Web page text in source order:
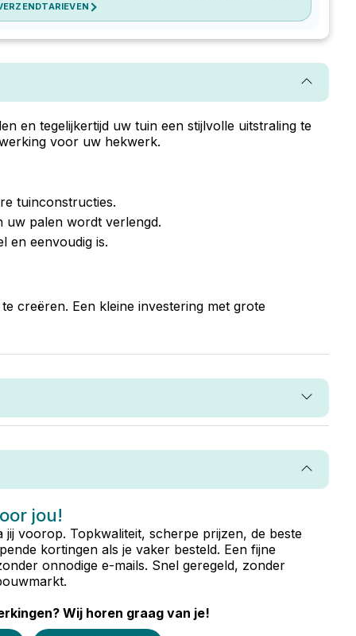
en tegelijkertijd uw tuin een stijlvolle uitstraling te
voor uw hekwerk.
tuinconstructies.
uw palen wordt verlengd.
en eenvoudig is.
creëren. Een kleine investering met grote
jou!
jij voorop. Topkwaliteit, scherpe prijzen, de beste
kortingen als je vaker besteld. Een fijne
onnodige e-mails. Snel geregeld, zonder
Wij horen graag van je!